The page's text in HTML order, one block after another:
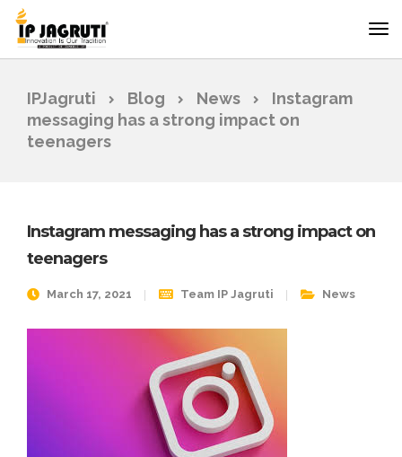
IPJagruti Blog News
Instagram
messaging has a strong impact on
teenagers
Instagram messaging has a strong impact on
teenagers
March 17, 2021 Team IP Jagruti News